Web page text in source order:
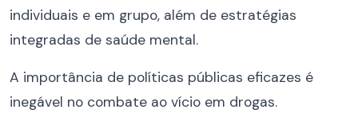
individuais e em grupo, além de estratégias
integradas de saúde mental.
A importância de políticas públicas eficazes é
inegável no combate ao vício em drogas.